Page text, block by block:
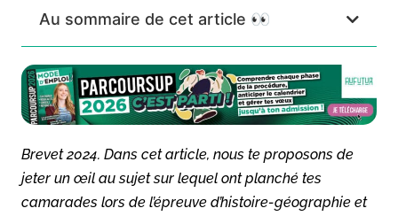
Au sommaire de cet article 👀
Brevet 2024. Dans cet article, nous te proposons de
jeter un œil au sujet sur lequel ont planché tes
camarades lors de l’épreuve d’histoire-géographie et